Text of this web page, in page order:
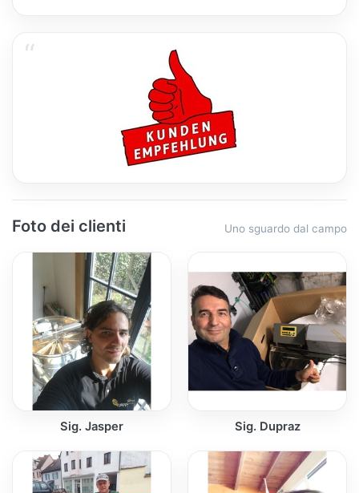
Foto dei clienti Uno sguardo dal campo
Sig. Jasper Sig. Dupraz